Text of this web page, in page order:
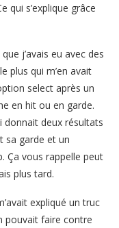
qui s’explique grâce
j’avais eu avec des
plus qui m’en avait
select après un
en hit ou en garde.
donnait deux résultats
sa garde et un
Ça vous rappelle peut
plus tard.
expliqué un truc
pouvait faire contre